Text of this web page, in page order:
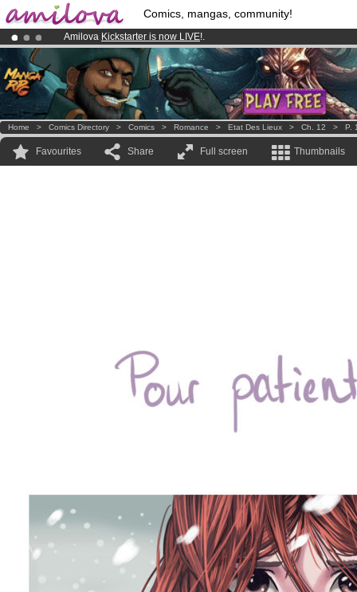
Comics, mangas, community!
Amilova Kickstarter is now LIVE!.
Already 134393membersand 1208comics & mangas!.
Premium membership from3.95 euros per month !Get membership
Home > Comics Directory > Comics > Romance > Etat Des Lieux > Ch. 12 > P.
Favourites Share Full screen Thumbnails